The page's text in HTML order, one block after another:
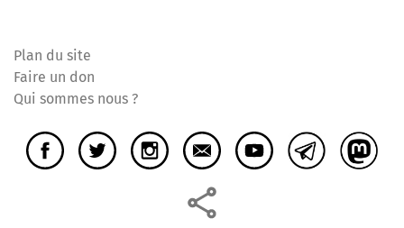
Plan du site
Faire un don
Qui sommes nous ?